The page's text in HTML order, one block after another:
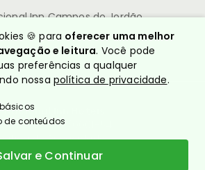
Inn Campos do Jordão
Nacional Inn Hotéis
10.628.960/0001-54
de Privacidade
Quem somos?
🍪 para oferecer uma melhor
e leitura. Você pode
preferências a qualquer
nossa política de privacidade.
de conteúdos
e Continuar